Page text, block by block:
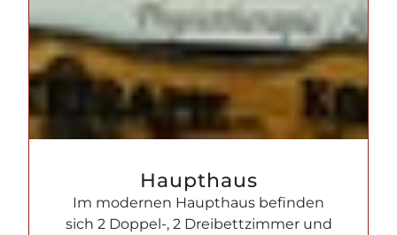
Haupthaus
Im modernen Haupthaus befinden
sich 2 Doppel-, 2 Dreibettzimmer und